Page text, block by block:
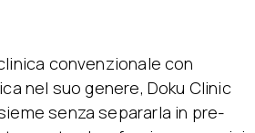
convenzionale con
nel suo genere, Doku Clinic
senza separarla in pre-